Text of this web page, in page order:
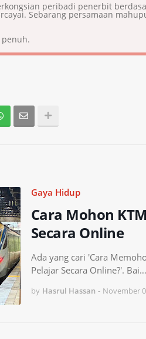
peribadi penerbit
Sebarang persamaan
Gaya Hidup
Cara Mohon
Secara Online
Ada yang cari 'Cara
Pelajar Secara Online?'. Bai…
by Hasrul Hassan - November